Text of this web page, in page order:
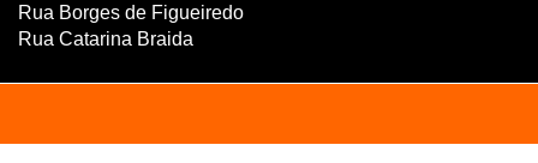
Rua Borges de Figueiredo
Rua Catarina Braida